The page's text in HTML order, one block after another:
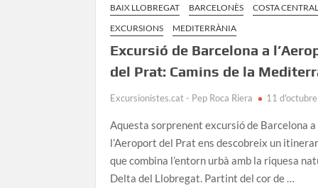
BAIX LLOBREGAT BARCELONÈS
COSTA CENTRAL
EXCURSIONS
MEDITERRÀNIA
Excursió de Barcelona a
del Prat: Camins de la
Excursionistes.cat - Pep Roca Riera 11
Aquesta sorprenent excursió de Barcelona a
l’Aeroport del Prat ens descobreix un
que combina l’entorn urbà amb la riquesa
Delta del Llobregat. Partint del cor de …